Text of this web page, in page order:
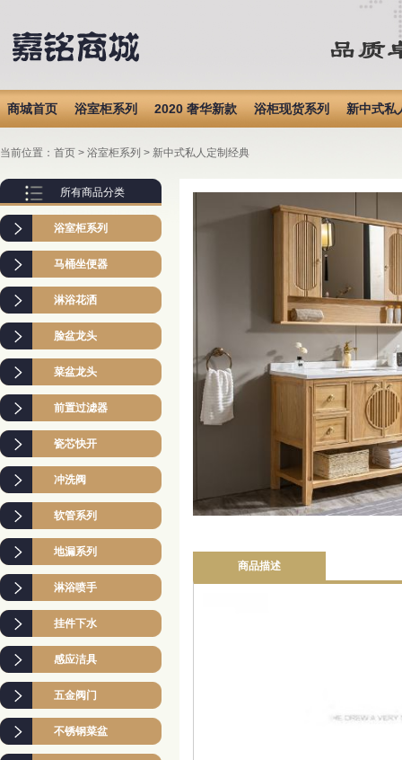
商城首页 浴室柜系列 2020 奢华新款 浴柜现货系列 新中式私
地漏系列 挂件下水 感应洁具 五金阀门
异型橡木柜 铝合金柜
当前位置： 首页 > 浴室柜系列 > 新中式私人定制经典
所有商品分类
浴室柜系列
马桶坐便器
淋浴花洒
脸盆龙头
菜盆龙头
前置过滤器
瓷芯快开
冲洗阀
软管系列
地漏系列
淋浴喷手
挂件下水
感应洁具
五金阀门
不锈钢菜盆
商品描述